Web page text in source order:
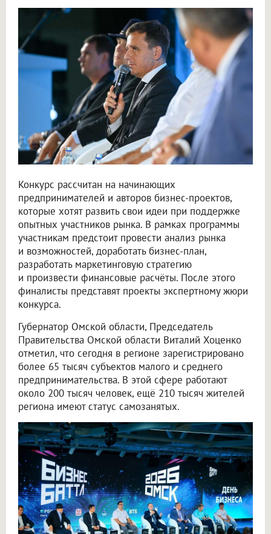
Конкурс рассчитан на начинающих
предпринимателей и авторов бизнес-проектов,
которые хотят развить свои идеи при поддержке
опытных участников рынка. В рамках программы
участникам предстоит провести анализ рынка
и возможностей, доработать бизнес-план,
разработать маркетинговую стратегию
и произвести финансовые расчёты. После этого
финалисты представят проекты экспертному жюри
конкурса.
Губернатор Омской области, Председатель
Правительства Омской области Виталий Хоценко
отметил, что сегодня в регионе зарегистрировано
более 65 тысяч субъектов малого и среднего
предпринимательства. В этой сфере работают
около 200 тысяч человек, ещё 210 тысяч жителей
региона имеют статус самозанятых.